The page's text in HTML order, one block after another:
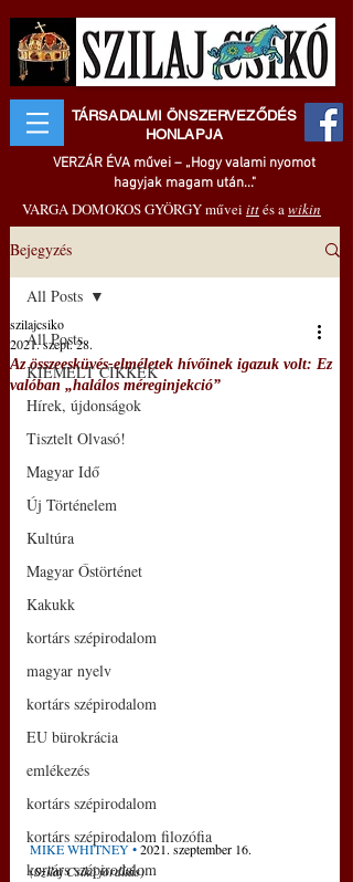
TÁRSADALMI ÖNSZERVEZŐDÉS
HONLAPJA
VERZÁR ÉVA művei – „Hogy valami nyomot
hagyjak magam után..."
VARGA DOMOKOS GYÖRGY művei ittés awikin
Bejegyzés
All Posts
KIEMELT CIKKEK
Hírek, újdonságok
Tisztelt Olvasó!
Magyar Idő
Új Történelem
Kultúra
Magyar Őstörténet
Kakukk
kortárs szépirodalom
magyar nyelv
kortárs szépirodalom
EU bürokrácia
emlékezés
kortárs szépirodalom
kortárs szépirodalom filozófia
kortárs szépirodalom
All Posts
Az összeesküvés-elméletek hívőinek igazuk volt: Ez
valóban „halálos méreginjekció”
szilajcsiko
2021. szept. 28.
MIKE WHITNEY • 2021. szeptember 16.
(Szilaj Csikó fordítás)